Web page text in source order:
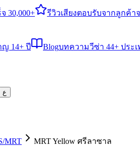
30,000+ รีวิวเสียงตอบรับจากลูกค้า
14+ ปี Blogบทความวีซ่า 44+ ประ
ع
MRT
MRT Yellow ศรีลาซาล